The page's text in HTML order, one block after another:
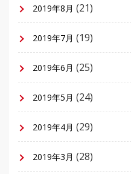
2019年8月 (21)
2019年7月 (19)
2019年6月 (25)
2019年5月 (24)
2019年4月 (29)
2019年3月 (28)